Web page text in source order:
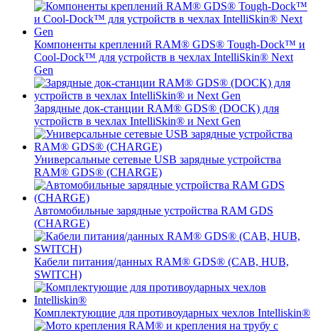
Компоненты креплений RAM® GDS® Tough-Dock™ и
Cool-Dock™ для устройств в чехлах IntelliSkin® Next
Gen
Зарядные док-станции RAM® GDS® (DOCK) для
устройств в чехлах IntelliSkin® и Next Gen
Универсальные сетевые USB зарядные устройства
RAM® GDS® (CHARGE)
Автомобильные зарядные устройства RAM GDS
(CHARGE)
Кабели питания/данных RAM® GDS® (CAB, HUB,
SWITCH)
Комплектующие для противоударных чехлов Intelliskin®